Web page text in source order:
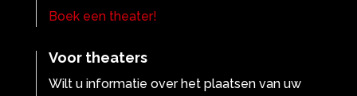
Boek een theater!
Voor theaters
Wilt u informatie over het plaatsen van uw